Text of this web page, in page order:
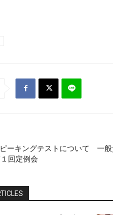
ーキングテストについて 一
回定例会